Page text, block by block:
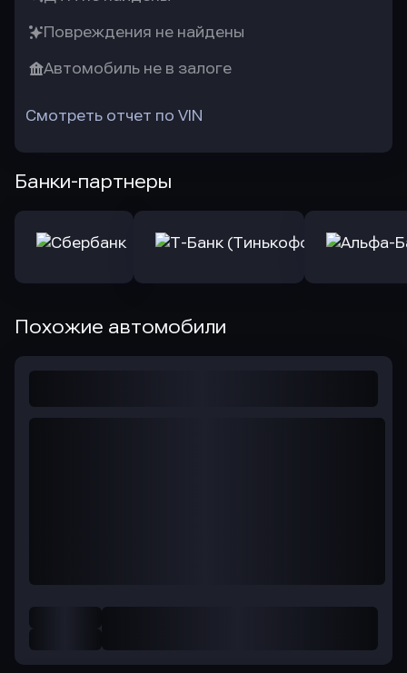
Повреждения не найдены
Автомобиль не в залоге
Смотреть отчет по VIN
Банки-партнеры
Похожие автомобили